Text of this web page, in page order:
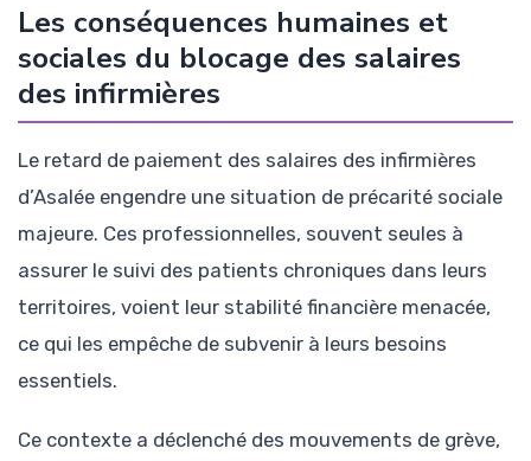
Les conséquences humaines et
sociales du blocage des salaires
des infirmières
Le retard de paiement des salaires des infirmières
d’Asalée engendre une situation de précarité sociale
majeure. Ces professionnelles, souvent seules à
assurer le suivi des patients chroniques dans leurs
territoires, voient leur stabilité financière menacée,
ce qui les empêche de subvenir à leurs besoins
essentiels.
Ce contexte a déclenché des mouvements de grève,